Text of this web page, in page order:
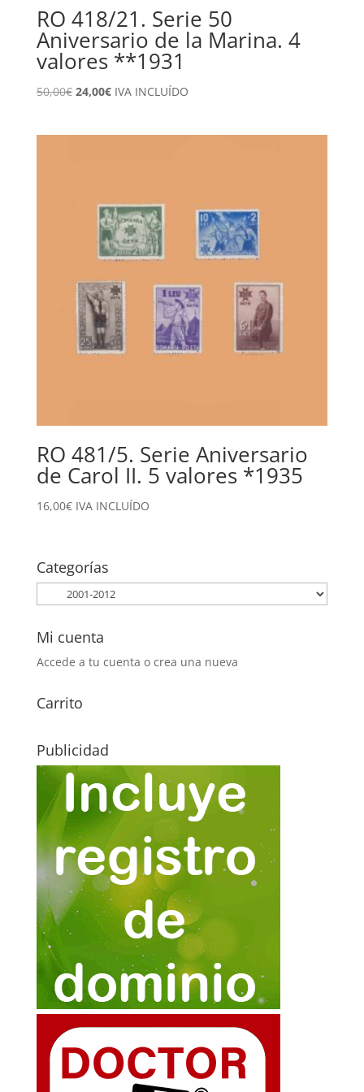
RO 418/21. Serie 50
Aniversario de la Marina. 4
valores **1931
50,00€ El
24,00€ElIVA INCLUÍDO
RO 481/5. Serie Aniversario
de Carol II. 5 valores *1935
16,00€ IVA INCLUÍDO
Categorías
Mi cuenta
Accede a tu cuenta o crea una nueva
Carrito
Publicidad